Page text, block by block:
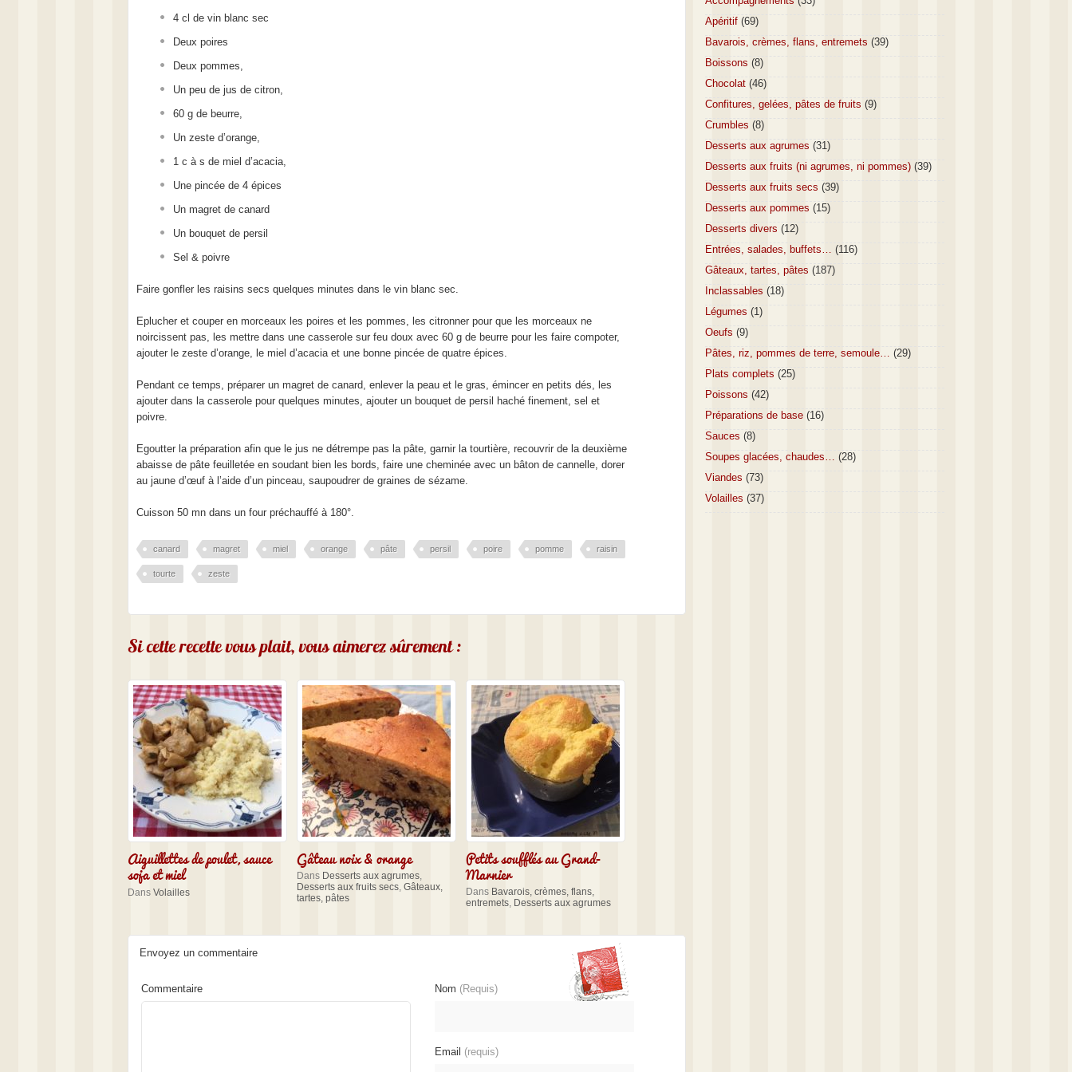
4 cl de vin blanc sec
Deux poires
Deux pommes,
Un peu de jus de citron,
60 g de beurre,
Un zeste d’orange,
1 c à s de miel d’acacia,
Une pincée de 4 épices
Un magret de canard
Un bouquet de persil
Sel & poivre
Faire gonfler les raisins secs quelques minutes dans le vin blanc sec.
Eplucher et couper en morceaux les poires et les pommes, les citronner pour que les morceaux ne
noircissent pas, les mettre dans une casserole sur feu doux avec 60 g de beurre pour les faire compoter,
ajouter le zeste d’orange, le miel d’acacia et une bonne pincée de quatre épices.
Pendant ce temps, préparer un magret de canard, enlever la peau et le gras, émincer en petits dés, les
ajouter dans la casserole pour quelques minutes, ajouter un bouquet de persil haché finement, sel et
poivre.
Egoutter la préparation afin que le jus ne détrempe pas la pâte, garnir la tourtière, recouvrir de la deuxième
abaisse de pâte feuilletée en soudant bien les bords, faire une cheminée avec un bâton de cannelle, dorer
au jaune d’œuf à l’aide d’un pinceau, saupoudrer de graines de sézame.
Cuisson 50 mn dans un four préchauffé à 180°.
canard magret miel orange pâte persil poire pomme raisin
tourte zeste
Si cette recette vous plait, vous aimerez sûrement :
Aiguillettes de poulet, sauce
soja et miel
Dans Volailles
Gâteau noix & orange
Dans Desserts aux agrumes,
Desserts aux fruits secs, Gâteaux,
tartes, pâtes
Petits soufflés au Grand-
Marnier
Dans Bavarois, crèmes, flans,
entremets, Desserts aux agrumes
Envoyez un commentaire
Nom (Requis)
Email (requis)
Commentaire
Apéritif (69)
Bavarois, crèmes, flans, entremets (39)
Boissons (8)
Chocolat (46)
Confitures, gelées, pâtes de fruits (9)
Crumbles (8)
Desserts aux agrumes (31)
Desserts aux fruits (ni agrumes, ni pommes) (39)
Desserts aux fruits secs (39)
Desserts aux pommes (15)
Desserts divers (12)
Entrées, salades, buffets… (116)
Gâteaux, tartes, pâtes (187)
Inclassables (18)
Légumes (1)
Oeufs (9)
Pâtes, riz, pommes de terre, semoule… (29)
Plats complets (25)
Poissons (42)
Préparations de base (16)
Sauces (8)
Soupes glacées, chaudes… (28)
Viandes (73)
Volailles (37)